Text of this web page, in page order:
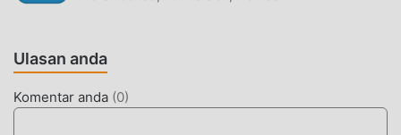
Ulasan anda
Komentar anda (0)